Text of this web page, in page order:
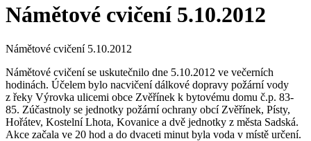
Námětové cvičení 5.10.2012
Námětové cvičení 5.10.2012
Námětové cvičení se uskutečnilo dne 5.10.2012 ve večerních
hodinách. Účelem bylo nacvičení dálkové dopravy požární vody
z řeky Výrovka ulicemi obce Zvěřínek k bytovému domu č.p. 83-
85. Zúčastnoly se jednotky požární ochrany obcí Zvěřínek, Písty,
Hořátev, Kostelní Lhota, Kovanice a dvě jednotky z města Sadská.
Akce začala ve 20 hod a do dvaceti minut byla voda v místě určení.